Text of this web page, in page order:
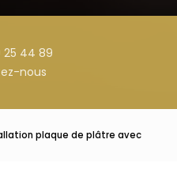
25 44 89
nous
plaque de plâtre avec